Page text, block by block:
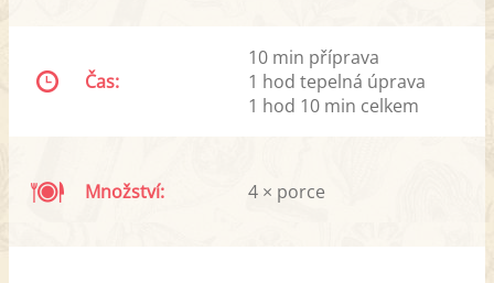
Čas:
10 min příprava
1 hod tepelná úprava
1 hod 10 min celkem
Množství: 4 × porce